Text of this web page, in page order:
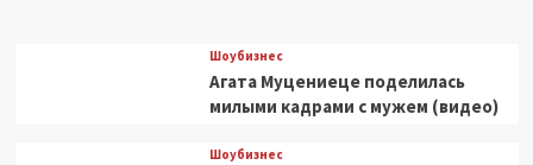
Шоубизнес
Агата Муцениеце поделилась
милыми кадрами с мужем (видео)
Шоубизнес